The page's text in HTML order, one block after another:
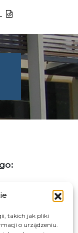
takich jak pliki
o urządzeniu.